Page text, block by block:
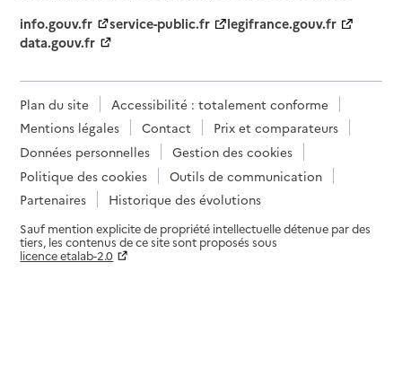
info.gouv.fr
service-public.fr
legifrance.gouv.fr
data.gouv.fr
Plan du site
Accessibilité : totalement conforme
Mentions légales
Contact
Prix et comparateurs
Données personnelles
Gestion des cookies
Politique des cookies
Outils de communication
Partenaires
Historique des évolutions
Sauf mention explicite de propriété intellectuelle détenue par des
tiers, les contenus de ce site sont proposés sous
licence etalab-2.0